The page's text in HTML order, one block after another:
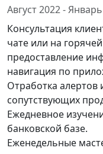
Август 2022 -
Консультация
чате или на
предоставление
навигация по
Отработка
сопутствующих
Ежедневное
банковской базе.
Еженедельные